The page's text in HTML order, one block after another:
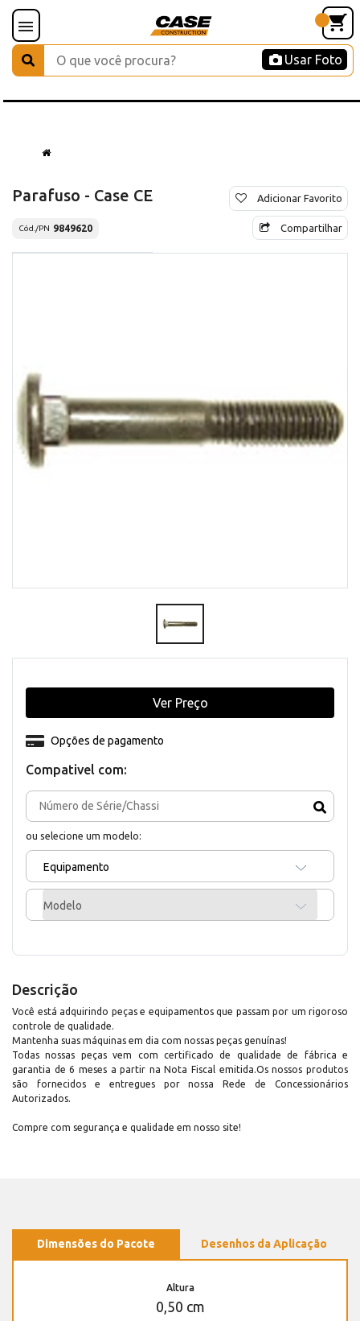
Usar Foto
Parafuso - Case CE
Cód./PN 9849620
Adicionar Favorito
Compartilhar
Compativel com:
ou selecione um modelo:
Equipamento
Modelo
Opções de pagamento
Ver Preço
Descrição
Você está adquirindo peças e equipamentos que passam por um rigoroso
controle de qualidade.
Mantenha suas máquinas em dia com nossas peças genuínas!
Todas nossas peças vem com certificado de qualidade de fábrica e
garantia de 6 meses a partir na Nota Fiscal emitida.Os nossos produtos
são fornecidos e entregues por nossa Rede de Concessionários
Autorizados.
Compre com segurança e qualidade em nosso site!
Dimensões do Pacote Desenhos da Aplicação
Altura
0,50 cm